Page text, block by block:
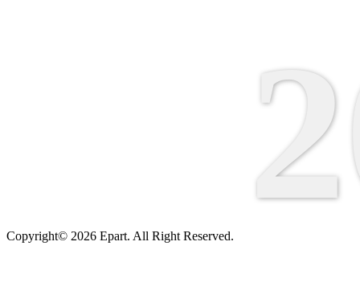
Copyright© 2026 Epart. All Right Reserved.